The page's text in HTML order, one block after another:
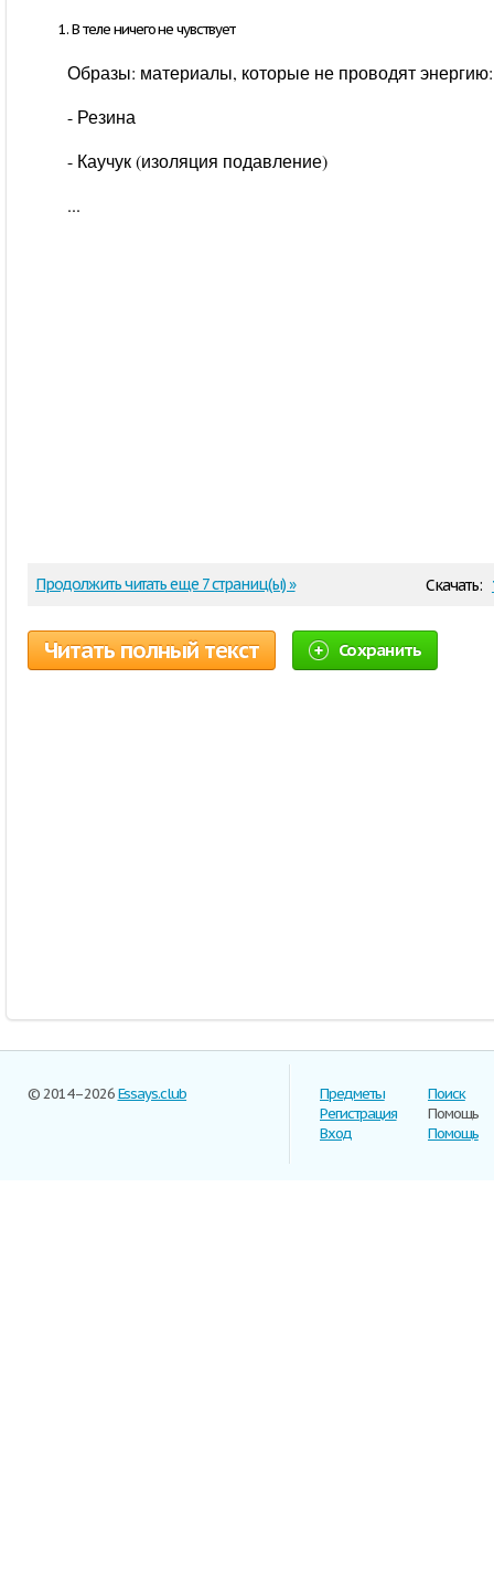
В теле ничего не чувствует
Образы: материалы, которые не проводят энергию:
- Резина
- Каучук (изоляция подавление)
...
Скачать:
Продолжить читать еще 7 страниц(ы) »
Читать полный текст Сохранить
© 2014–2026Essays.club
Предметы
Регистрация
Вход
Поиск
Помощь
Помощь